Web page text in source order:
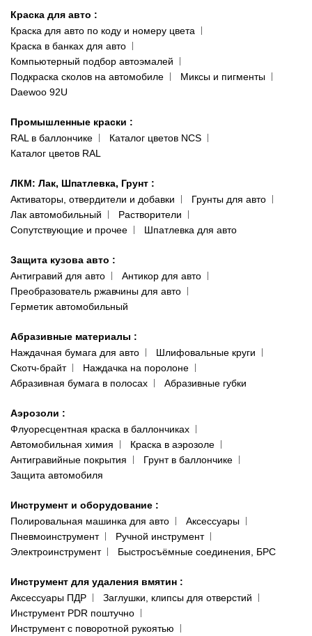
093 611-39-23
(ориентир: Интайм №40)
Одесса
пр-т Акад. Глушко, 29
066 554-97-70
Доставка и оплата
Сотрудничество
Наши публикации
Публичная оферта
Политика конфиденциальности
Краска для авто :
Краска для авто по коду и номеру цвета
Краска в банках для авто
Компьютерный подбор автоэмалей
Подкраска сколов на автомобиле
Миксы и пигменты
Daewoo 92U
Промышленные краски :
RAL в баллончике
Каталог цветов NCS
Каталог цветов RAL
ЛКМ: Лак, Шпатлевка, Грунт :
Активаторы, отвердители и добавки
Грунты для авто
Лак автомобильный
Растворители
Сопутствующие и прочее
Шпатлевка для авто
Защита кузова авто :
Антигравий для авто
Антикор для авто
Преобразователь ржавчины для авто
Герметик автомобильный
Абразивные материалы :
Наждачная бумага для авто
Шлифовальные круги
Скотч-брайт
Наждачка на поролоне
Абразивная бумага в полосах
Абразивные губки
Аэрозоли :
Флуоресцентная краска в баллончиках
Автомобильная химия
Краска в аэрозоле
Антигравийные покрытия
Грунт в баллончике
Защита автомобиля
Инструмент и оборудование :
Полировальная машинка для авто
Аксессуары
Пневмоинструмент
Ручной инструмент
Электроинструмент
Быстросъёмные соединения, БРС
Инструмент для удаления вмятин :
Аксессуары ПДР
Заглушки, клипсы для отверстий
Инструмент PDR поштучно
Инструмент с поворотной рукоятью